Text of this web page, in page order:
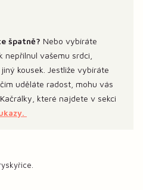
špatně? Nebo vybíráte
nepřilnul vašemu srdci,
kousek. Jestliže vybíráte
uděláte radost, mohu vás
které najdete v sekci